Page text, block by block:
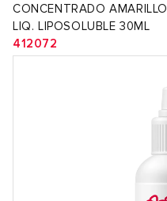
CONCENTRADO AMARILLO
LIQ. LIPOSOLUBLE 30ML
412072